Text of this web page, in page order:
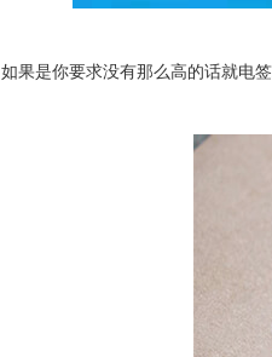
如果是你要求没有那么高的话就电